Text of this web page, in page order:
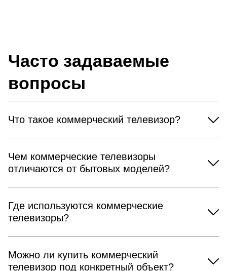
Часто задаваемые
вопросы
Что такое коммерческий телевизор?
Чем коммерческие телевизоры
отличаются от бытовых моделей?
Где используются коммерческие
телевизоры?
Можно ли купить коммерческий
телевизор под конкретный объект?